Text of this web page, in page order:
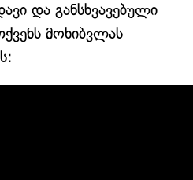
და განსხვავებული
მოხიბვლას